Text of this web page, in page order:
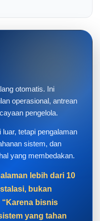
otomatis. Ini
operasional, antrean
pengelola.
tetapi pengalaman
sistem, dan
yang membedakan.
lebih dari 10
bukan
bisnis
yang tahan